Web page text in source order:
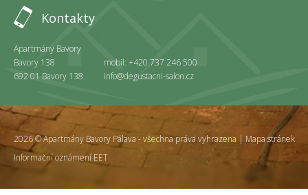
Kontakty
Apartmány Bavory
Bavory 138
692 01 Bavory 138
mobil: +420 737 246 500
info@degustacni-salon.cz
2026 © Apartmány Bavory Pálava - všechna práva vyhrazena | Mapa stránek
Informační oznámení EET